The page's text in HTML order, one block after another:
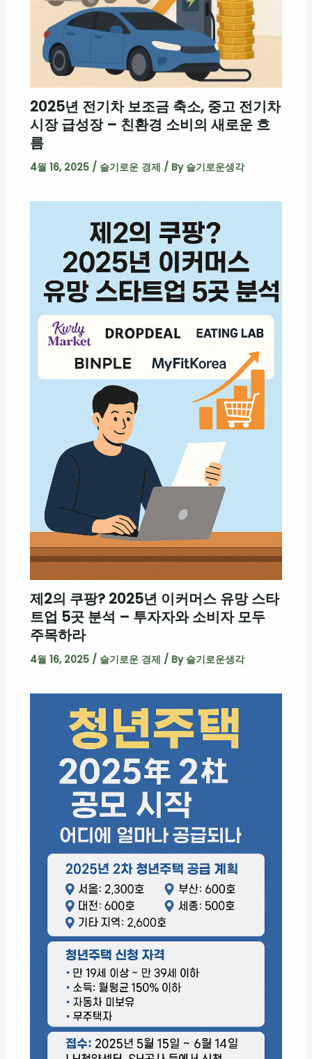
2025년 전기차 보조금 축소, 중고 전기차
시장 급성장 – 친환경 소비의 새로운 흐
름
4월 16, 2025 / 슬기로운 경제 / By 슬기로운생각
제2의 쿠팡? 2025년 이커머스 유망 스타
트업 5곳 분석 – 투자자와 소비자 모두
주목하라
4월 16, 2025 / 슬기로운 경제 / By 슬기로운생각